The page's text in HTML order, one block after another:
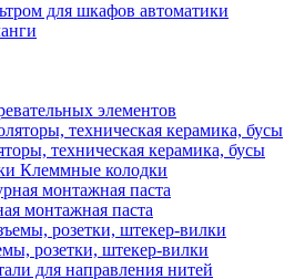
для шкафов автоматики
элементов
техническая керамика, бусы
Клеммные колодки
монтажная паста
розетки, штекер-вилки